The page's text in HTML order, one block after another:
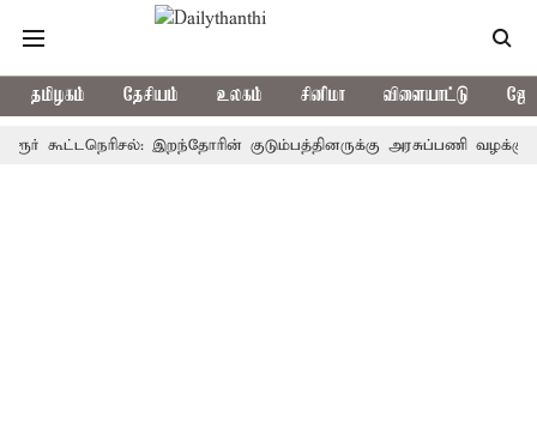
தமிழகம் தேசியம் உலகம் சினிமா விளையாட்டு
இறந்தோரின் குடும்பத்தினருக்கு அரசுப்பணி வழக்கு; வரும்